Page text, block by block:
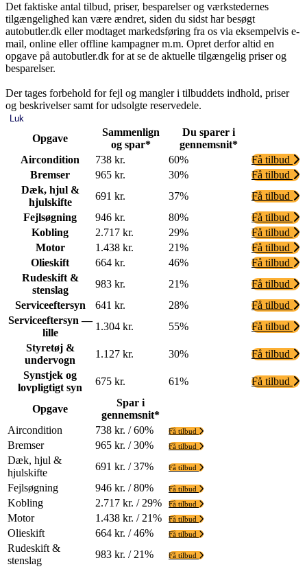
Det faktiske antal tilbud, priser, besparelser og værkstedernes
tilgængelighed kan være ændret, siden du sidst har besøgt
autobutler.dk eller modtaget markedsføring fra os via eksempelvis e-
mail, online eller offline kampagner m.m. Opret derfor altid en
opgave på autobutler.dk for at se de aktuelle tilgængelig priser og
besparelser.
Der tages forbehold for fejl og mangler i tilbuddets indhold, priser
og beskrivelser samt for udsolgte reservedele.
Luk
Opgave
Sammenlign
og spar*
Du sparer i
gennemsnit*
Aircondition
738 kr. 60%
Få tilbud
Bremser
965 kr. 30%
Få tilbud
Dæk, hjul &
hjulskifte
691 kr. 37%
Få tilbud
Fejlsøgning
946 kr. 80%
Få tilbud
Kobling
2.717 kr. 29%
Få tilbud
Motor
1.438 kr. 21%
Få tilbud
Olieskift
664 kr. 46%
Få tilbud
Rudeskift &
stenslag
983 kr. 21%
Få tilbud
Serviceeftersyn
641 kr. 28%
Få tilbud
Serviceeftersyn —
lille
1.304 kr. 55%
Få tilbud
Styretøj &
undervogn
1.127 kr. 30%
Få tilbud
Synstjek og
lovpligtigt syn
675 kr. 61% Få tilbud
Opgave
Spar i
gennemsnit*
Aircondition
738 kr. / 60% Få tilbud
Bremser 965 kr. / 30% Få tilbud
Dæk, hjul &
hjulskifte
691 kr. / 37% Få tilbud
Fejlsøgning 946 kr. / 80% Få tilbud
Kobling 2.717 kr. / 29% Få tilbud
Motor 1.438 kr. / 21% Få tilbud
Olieskift 664 kr. / 46% Få tilbud
Rudeskift &
stenslag
983 kr. / 21% Få tilbud